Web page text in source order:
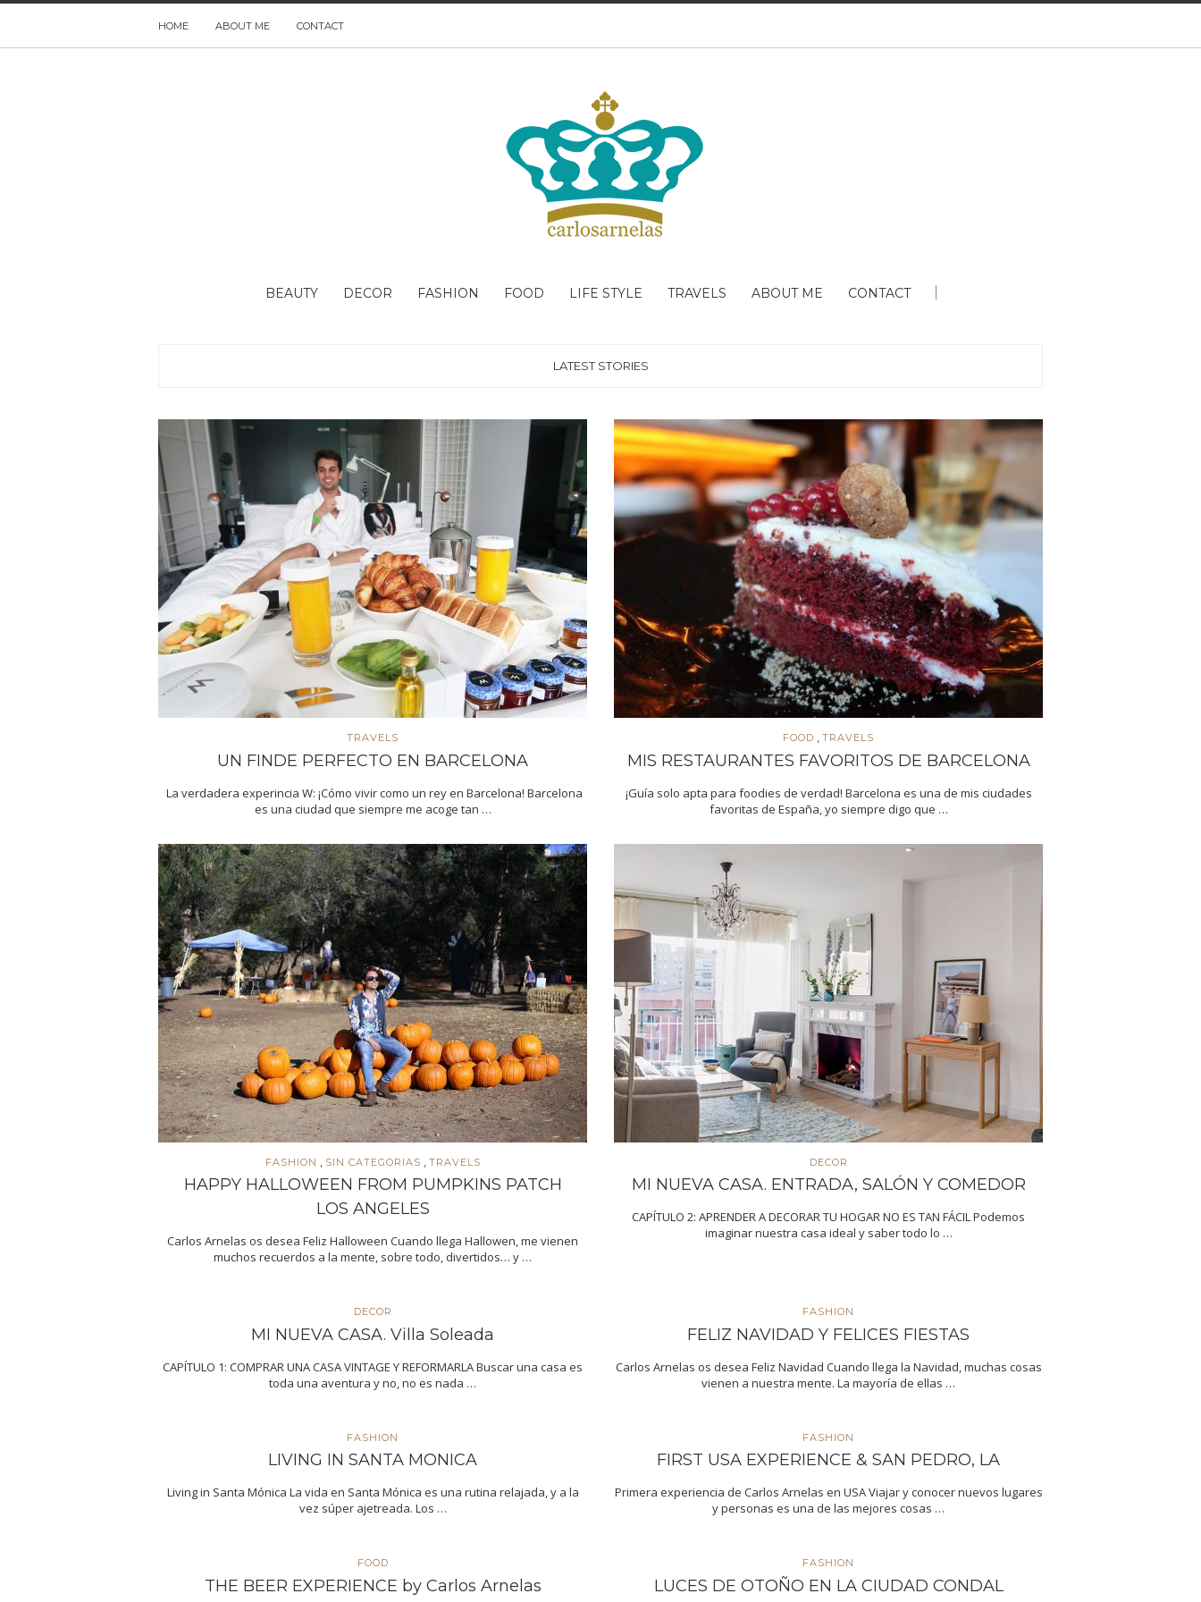
HOME ABOUT ME CONTACT
BEAUTY DECOR FASHION FOOD LIFE STYLE TRAVELS ABOUT ME CONTACT
LATEST STORIES
TRAVELS
UN FINDE PERFECTO EN BARCELONA
La verdadera experincia W: ¡Cómo vivir como un rey en Barcelona! Barcelona
es una ciudad que siempre me acoge tan …
FOOD TRAVELS
MIS RESTAURANTES FAVORITOS DE BARCELONA
¡Guía solo apta para foodies de verdad! Barcelona es una de mis ciudades
favoritas de España, yo siempre digo que …
FASHION SIN CATEGORIAS TRAVELS
HAPPY HALLOWEEN FROM PUMPKINS PATCH
LOS ANGELES
Carlos Arnelas os desea Feliz Halloween Cuando llega Hallowen, me vienen
muchos recuerdos a la mente, sobre todo, divertidos… y …
DECOR
MI NUEVA CASA. ENTRADA, SALÓN Y COMEDOR
CAPÍTULO 2: APRENDER A DECORAR TU HOGAR NO ES TAN FÁCIL Podemos
imaginar nuestra casa ideal y saber todo lo …
DECOR
MI NUEVA CASA. Villa Soleada
CAPÍTULO 1: COMPRAR UNA CASA VINTAGE Y REFORMARLA Buscar una casa es
toda una aventura y no, no es nada …
FASHION
FELIZ NAVIDAD Y FELICES FIESTAS
Carlos Arnelas os desea Feliz Navidad Cuando llega la Navidad, muchas cosas
vienen a nuestra mente. La mayoría de ellas …
FASHION
LIVING IN SANTA MONICA
Living in Santa Mónica La vida en Santa Mónica es una rutina relajada, y a la
vez súper ajetreada. Los …
FASHION
FIRST USA EXPERIENCE & SAN PEDRO, LA
Primera experiencia de Carlos Arnelas en USA Viajar y conocer nuevos lugares
y personas es una de las mejores cosas …
FOOD
THE BEER EXPERIENCE by Carlos Arnelas
FASHION
LUCES DE OTOÑO EN LA CIUDAD CONDAL